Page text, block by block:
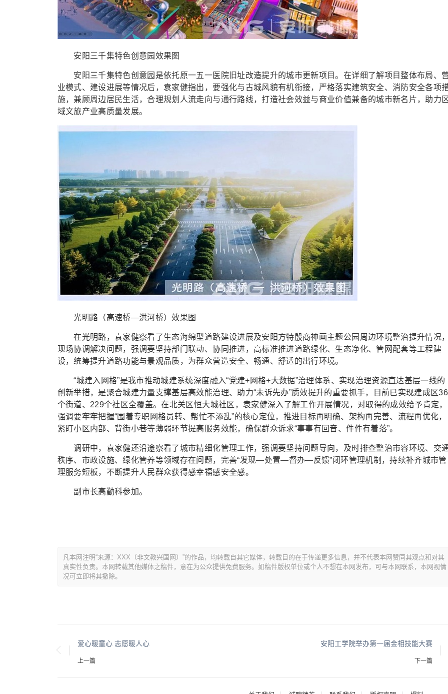
安阳三千集特色创意园效果图
安阳三千集特色创意园是依托原一五一医院旧址改造提升的城市更新项目。在详细了解项目整体布局、
业模式、建设进展等情况后，袁家健指出，要强化与古城风貌有机衔接，严格落实建筑安全、消防安全各项
施，兼顾周边居民生活，合理规划人流走向与通行路线，打造社会效益与商业价值兼备的城市新名片，助力
域文旅产业高质量发展。
光明路（高速桥—洪河桥）效果图
在光明路，袁家健察看了生态海绵型道路建设进展及‌安阳方特殷商神画主题公园周边环境整治提升情况，
现场协调解决问题，强调要坚持部门联动、协同推进，高标准推进道路绿化、生态净化、管网配套等工程建
设，统筹提升道路功能与景观品质，为群众营造安全、畅通、舒适的出行环境。
“城建入网格”是我市推动城建系统深度融入“党建+网格+大数据”治理体系、实现治理资源直达基层一线的
创新举措，是聚合城建力量支撑基层高效能治理、助力“未诉先办”质效提升的重要抓手，目前已实现建成区36
个街道、229个社区全覆盖。在北关区恒大城社区，袁家健深入了解工作开展情况，对取得的成效给予肯定，
强调要牢牢把握“围着专职网格员转、帮忙不添乱”的核心定位，推进目标再明确、架构再完善、流程再优化，
紧盯小区内部、背街小巷等薄弱环节提高服务效能，确保群众诉求“事事有回音、件件有着落”。
调研中，袁家健还沿途察看了城市精细化管理工作，强调要坚持问题导向，及时排查整治市容环境、交
秩序、市政设施、绿化管养等领域存在问题，完善“发现—处置—督办—反馈”闭环管理机制，持续补齐城市管
理服务短板，不断提升人民群众获得感幸福感安全感。
副市长高勤科参加。
凡本网注明“来源：XXX（非文教兴国网）”的作品，均转载自其它媒体，转载目的在于传递更多信息，并不代表本网赞同其观点和对其
真实性负责。本网转载其他媒体之稿件，意在为公众提供免费服务。如稿件版权单位或个人不想在本网发布，可与本网联系，本网视情
况可立即将其撤除。
爱心暖童心 志愿暖人心
上一篇
安阳工学院举办第一届金相技能大赛
下一篇